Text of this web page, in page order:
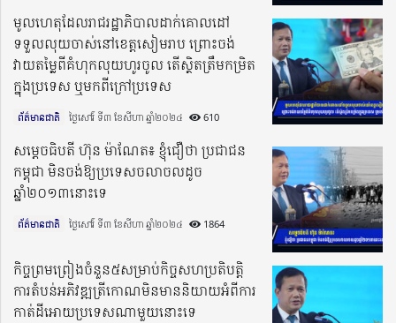
មូលហេតុដែលរាជរដ្ឋាភិបាលដាក់គោលដៅ
ទទួលលុយចាស់នៅខេត្តសៀមរាប ព្រោះចង់
វាយតម្លៃពីគំហុកលុយហូរចូល តើស្ថិតត្រឹមកម្រិត
ក្នុងប្រទេស ឬមកពីក្រៅប្រទេស
ព័ត៌មានជាតិ ថ្ងៃសៅរ៍ ទី៣ ខែសីហា ឆ្នាំ២០២៤​ 610
សម្តេចធិបតី ហ៊ុន ម៉ាណែត៖ ខ្ញុំជឿថា ប្រជាជន
កម្ពុជា មិនចង់ឱ្យប្រទេសចលាចលដូច
ឆ្នាំ២០១៣នោះទេ
ព័ត៌មានជាតិ ថ្ងៃសៅរ៍ ទី៣ ខែសីហា ឆ្នាំ២០២៤​ 1864
កិច្ចព្រមព្រៀងចំនួន៥សម្រាប់កិច្ចសហប្រតិបត្តិ
ការតំបន់អភិវឌ្ឍត្រីកោណមិនមាននិយាយអំពីការ
កាត់ដីអោយប្រទេសណាមួយនោះទេ